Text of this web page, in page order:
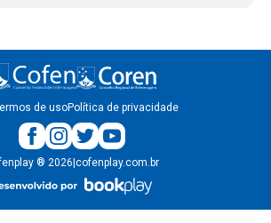
de usoPolítica de privacidade
® 2026 cofenplay.com.br